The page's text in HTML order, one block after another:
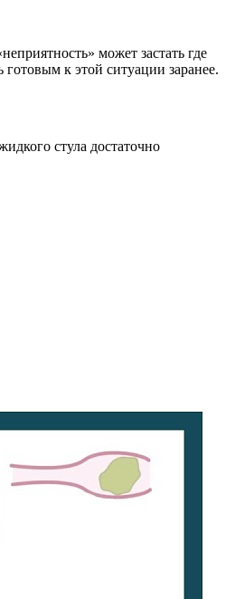
может застать где
к этой ситуации заранее.
стула достаточно